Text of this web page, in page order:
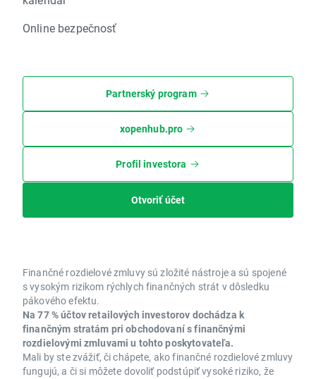
Online bezpečnosť
Partnerský program
xopenhub.pro
Profil investora
Otvoriť účet
Finančné rozdielové zmluvy sú zložité nástroje a sú spojené
s vysokým rizikom rýchlych finančných strát v dôsledku
pákového efektu.
Na 77 % účtov retailových investorov dochádza k
finančným stratám pri obchodovaní s finančnými
rozdielovými zmluvami u tohto poskytovateľa.
Mali by ste zvážiť, či chápete, ako finančné rozdielové zmluvy
fungujú, a či si môžete dovoliť podstúpiť vysoké riziko, že